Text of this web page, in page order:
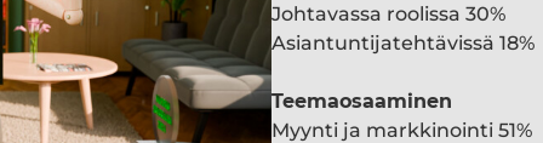
Johtavassa roolissa 30%
Asiantuntijatehtävissä 18%
Teemaosaaminen
Myynti ja markkinointi 51%